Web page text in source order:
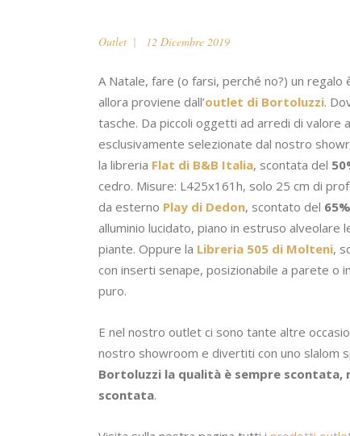
Outlet 12 Dicembre 2019
A Natale, fare (o farsi, perché no?) un regalo
allora proviene dall’outlet di Bortoluzzi.
tasche. Da piccoli oggetti ad arredi di
esclusivamente selezionate dal nostro
la libreria Flat di B&B Italia, scontata del
cedro. Misure: L425x161h, solo 25 cm di
da esterno Play di Dedon, scontato del 65%
alluminio lucidato, piano in estruso alveolare
piante. Oppure la Libreria 505 di Molteni,
con inserti senape, posizionabile a parete o
puro.
E nel nostro outlet ci sono tante altre
nostro showroom e divertiti con uno slalom
Bortoluzzi la qualità è sempre scontata,
scontata.